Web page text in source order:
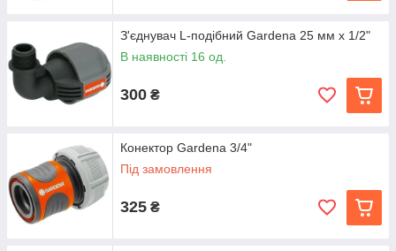
З'єднувач L-подібний Gardena 25 мм x 1/2"
В наявності 16 од.
300 ₴
Конектор Gardena 3/4"
Під замовлення
325 ₴